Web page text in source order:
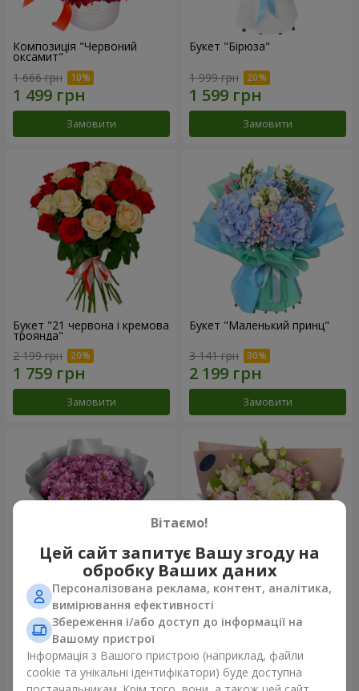
Композиція "Червоний
оксамит"
1 666 грн
Замовити
Букет "Бірюза"
1 999 грн
Замовити
Букет "21 червона і кремова
троянда"
2 199 грн
Замовити
Букет "Маленький принц"
3 141 грн
Замовити
Букет "Твої хризантеми"
1 764 грн
Замовити
Букет "Пана Кота"
Замовити
Вітаємо!
Цей сайт запитує Вашу згоду на
обробку Ваших даних
Персоналізована реклама, контент, аналітика,
вимірювання ефективності
Збереження і/або доступ до інформації на
Вашому пристрої
Інформація з Вашого пристрою (наприклад, файли
cookie та унікальні ідентифікатори) буде доступна